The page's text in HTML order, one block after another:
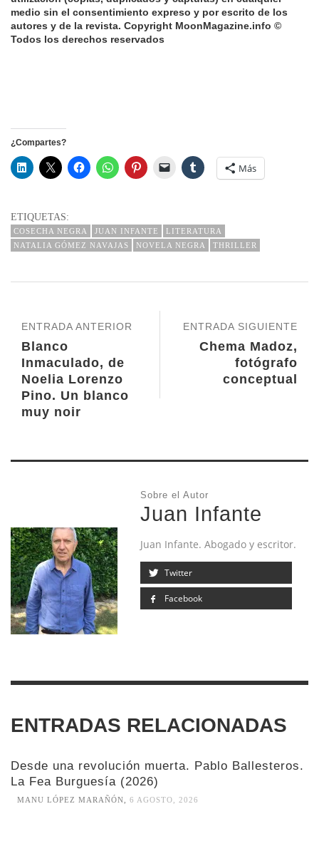
medio sin el consentimiento expreso y por escrito de los
autores y de la revista. Copyright MoonMagazine.info ©
Todos los derechos reservados
¿Compartes?
Más
ETIQUETAS:
COSECHA NEGRA JUAN INFANTE
LITERATURA
NATALIA GÓMEZ NAVAJAS
NOVELA NEGRA THRILLER
ENTRADA SIGUIENTE
Chema Madoz,
fotógrafo
conceptual
ENTRADA ANTERIOR
Blanco
Inmaculado, de
Noelia Lorenzo
Pino. Un blanco
muy noir
Sobre el Autor
Juan Infante
Juan Infante. Abogado y escritor.
Twitter
Facebook
ENTRADAS RELACIONADAS
Desde una revolución muerta. Pablo Ballesteros.
La Fea Burguesía (2026)
MANU LÓPEZ MARAÑÓN, 6 AGOSTO, 2026